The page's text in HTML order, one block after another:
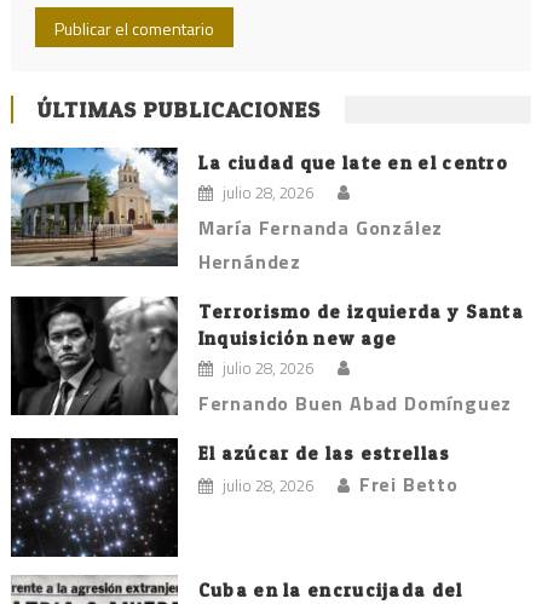
ÚLTIMAS PUBLICACIONES
La ciudad que late en el centro
julio 28, 2026
María Fernanda González
Hernández
Terrorismo de izquierda y Santa
Inquisición new age
julio 28, 2026
Fernando Buen Abad Domínguez
El azúcar de las estrellas
julio 28, 2026 Frei Betto
Cuba en la encrucijada del